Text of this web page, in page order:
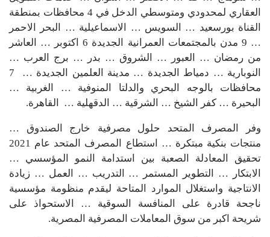
العقاري لمحدودي ومتوسطي الدخل في 4 محافظات بمنطقة
القناة بورسعيد … السويس … الاسماعيلية … البحر الاحمر
… 9 مدن بالمجتمعات العمرانية الجديدة 6 اكتوبر … العاشر
من رمضان … العبور … الشروق … بدر … برج العرب …
النوبارية … دمياط الجديدة … مدينة العلمين الجديدة … 7
محافظات بالوجه البحري والدلتا المنوفية … الغربية …
البحيرة … كفر الشيخ … الشرقية … الدقهلية … القاهرة.
وفر المصرف المتحد حلول مصرفية خارج الصندوق …
منتجات بنكية مبتكرة … استطاع المصرف المتحد عام 2021
تحقيق المعادلة الصعبة بين استدامة النمو المؤسسي …
الابتكار … التطوير المستمر … التدريب … العمل … زيادة
الانتاجية واستغلال الموارد المتاحة ليقدم منظومة مؤسسية
ناجحة قادرة على المنافسة السوقية … الاستحواذ على
شريحة اكبر من سوق المعاملات المصرفية المصرية.